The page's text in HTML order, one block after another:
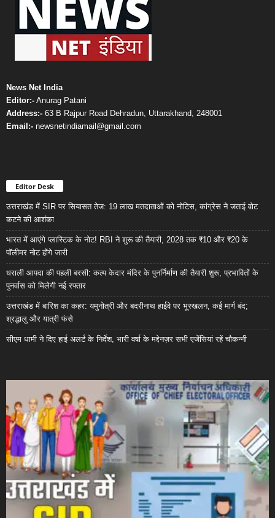
News Net India
Editor:- Anurag Patani
Address:- 63 B Rajpur Road Dehradun, Uttarakhand, 248001
Email:- newsnetindiamail@gmail.com
Editor Desk
उत्तराखंड में SIR पर सियासत तेज: 19 लाख मतदाताओं को नोटिस, कांग्रेस ने जताई वोट
कटने की आशंका
भारत में आएंगे प्लास्टिक के नोट! RBI ने शुरू की तैयारी, 2028 तक ₹10 और ₹20 के
पॉलीमर नोट होंगे जारी
धराली आपदा की पहली बरसी: कल्प केदार मंदिर के पुनर्निर्माण की तैयारी शुरू, प्रभावितों के
पुनर्वास को मिलेगी नई रफ्तार
उत्तराखंड में बारिश का कहर: यमुनोत्री और बदरीनाथ हाईवे पर भूस्खलन, कई मार्ग बंद;
श्रद्धालु और यात्री फंसे
सीएम धामी ने दिए हाई अलर्ट के निर्देश, भारी वर्षा के मद्देनज़र सभी एजेंसियां रहें चौकन्नी